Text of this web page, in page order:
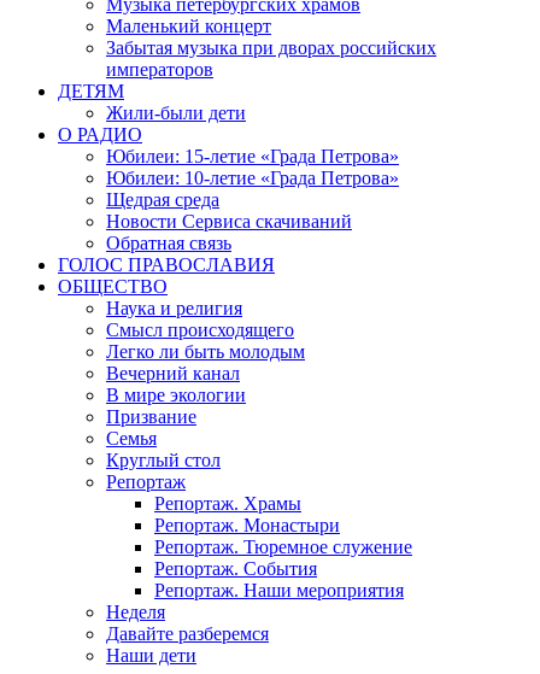
Маленький концерт
Забытая музыка при дворах российских
императоров
ДЕТЯМ
Жили-были дети
О РАДИО
Юбилеи: 15-летие «Града Петрова»
Юбилеи: 10-летие «Града Петрова»
Щедрая среда
Новости Сервиса скачиваний
Обратная связь
ГОЛОС ПРАВОСЛАВИЯ
ОБЩЕСТВО
Наука и религия
Смысл происходящего
Легко ли быть молодым
Вечерний канал
В мире экологии
Призвание
Семья
Круглый стол
Репортаж
Репортаж. Храмы
Репортаж. Монастыри
Репортаж. Тюремное служение
Репортаж. События
Репортаж. Наши мероприятия
Неделя
Давайте разберемся
Наши дети